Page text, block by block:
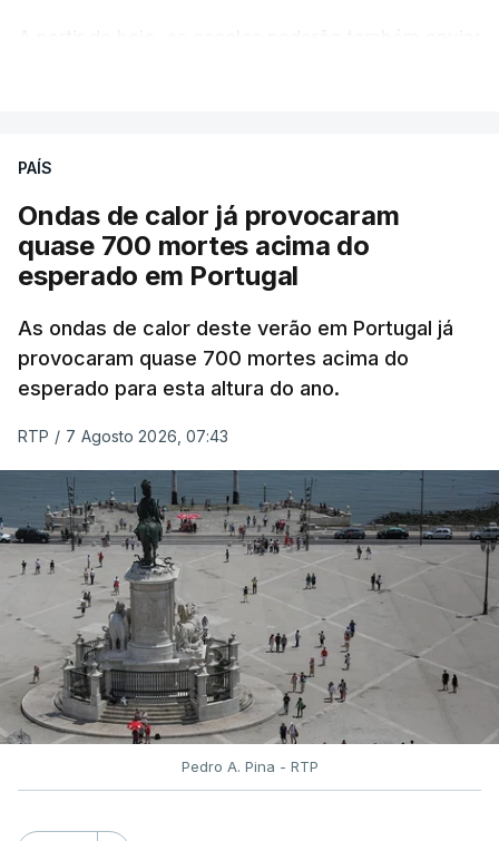
dependia da apresentação de um requerimento,
mas o Governo decidiu, a partir deste ano,
disponibilizar a cópia dos exames classificados a
e rigor do processo" devido às falhas na
classificação eletrónica.
Serão também publicadas as notas da 2.ª fase
Quanto aos pedidos de reapreciação de provas
realizadas durante a 1.ª fase, os resultados só
serão disponibilizados às escolas hoje, mas o MECI
assegurou que as pautas serão afixadas durante a
tarde.
A tutela justificou a demora no processo de
reapreciações com o "elevado número de
pedidos", que este ano ultrapassou os 20 mil,
Após a publicação desses resultados, os alunos
PAÍS
Ondas de calor já provocaram
quase 700 mortes acima do
esperado em Portugal
As ondas de calor deste verão em Portugal já
provocaram quase 700 mortes acima do
esperado para esta altura do ano.
RTP / 7 Agosto 2026, 07:43
Pedro A. Pina - RTP